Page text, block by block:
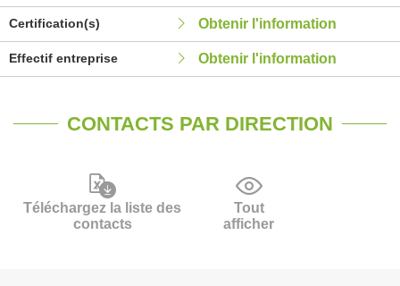
Certification(s) Obtenir l'information
Effectif entreprise Obtenir l'information
CONTACTS PAR DIRECTION
Téléchargez la liste des
contacts
Tout
afficher